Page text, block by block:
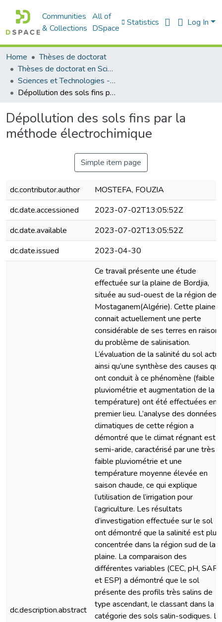
Communities
& Collections
All of
DSpace
Statistics Log In
Home
Thèses de doctorat
Thèses de doctorat en Sciences
Sciences et Technologies - العلوم و التكنولوجيا
Dépollution des sols fins par la méthode électrochimique
Dépollution des sols fins par la
méthode électrochimique
Simple item page
dc.contributor.author
MOSTEFA, FOUZIA
dc.date.accessioned
2023-07-02T13:05:52Z
dc.date.available
2023-07-02T13:05:52Z
dc.date.issued
2023-04-30
dc.description.abstract
Ce travail présente une étude
effectuée sur la plaine de Bordjia,
située au sud-ouest de la région de
Mostaganem(Algérie). Cette plaine
connait actuellement une perte
considérable de ses terres en raison
du problème de salinisation.
L’évaluation de la salinité du sol
ainsi qu’une synthèse des causes qui
ont conduit à ce phénomène (faible
pluviométrie et augmentation de la
température) ont été effectuées en
premier lieu. L’analyse des données
climatiques de cette région a
démontré que le climat régnant est
semi-aride, caractérisé par une très
faible pluviométrie et une
température moyenne élevée en
saison chaude, ce qui explique
l’utilisation de l’irrigation pour
l’agriculture. Les résultats
d’investigation effectuée sur le sol
ont démontré que la salinité est plus
concentrée dans la région sud de la
plaine. La comparaison des
différentes variables (CEC, pH, SAR
et ESP) a démontré que le sol
présente des profils très salins de
type ascendant, le classant dans la
catégorie des sols salin-sodiques. La